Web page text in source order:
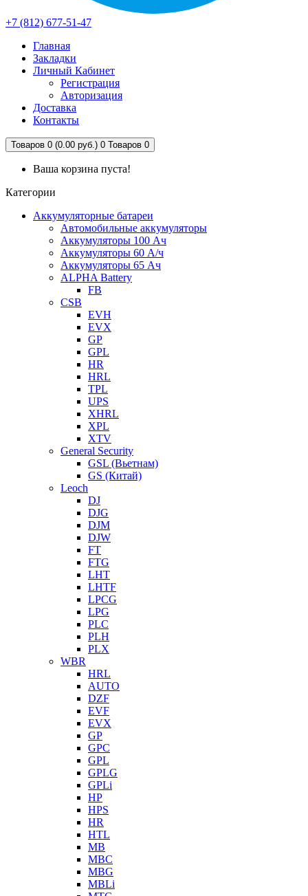
+7 (812) 677-51-47
Главная
Закладки
Личный Кабинет
Регистрация
Авторизация
Доставка
Контакты
Товаров 0 (0.00 руб.) 0 Товаров 0
Ваша корзина пуста!
Категории
Аккумуляторные батареи
Автомобильные аккумуляторы
Аккумуляторы 100 Ач
Аккумуляторы 60 А/ч
Аккумуляторы 65 Ач
ALPHA Battery
FB
CSB
EVH
EVX
GP
GPL
HR
HRL
TPL
UPS
XHRL
XPL
XTV
General Security
GSL (Вьетнам)
GS (Китай)
Leoch
DJ
DJG
DJM
DJW
FT
FTG
LHT
LHTF
LPCG
LPG
PLC
PLH
PLX
WBR
HRL
AUTO
DZF
EVF
EVX
GP
GPC
GPL
GPLG
GPLi
HP
HPS
HR
HTL
MB
MBC
MBG
MBLi